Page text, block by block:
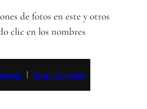
de fotos en este y otros
clic en los nombres
   |
Santo Domingo